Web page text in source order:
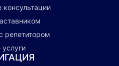
репетитором
услуги